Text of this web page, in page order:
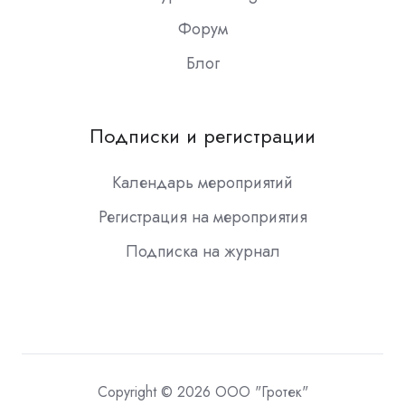
Форум
Блог
Подписки и регистрации
Календарь мероприятий
Регистрация на мероприятия
Подписка на журнал
Copyright © 2026 ООО "Гротек"